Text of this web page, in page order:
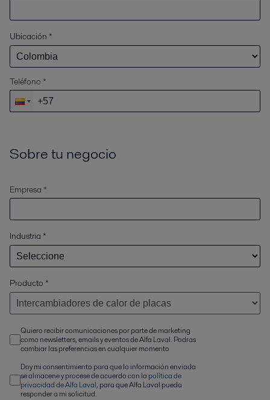
Ubicación *
Teléfono *
Sobre tu negocio
Empresa *
Industria *
Producto *
Quiero recibir comunicaciones por parte de marketing
como newsletters, emails y eventos de Alfa Laval. Podras
cambiar las preferencias en cualquier momento
Doy mi consentimiento para que la información enviada
se almacene y procese de acuerdo con la política de
privacidad de Alfa Laval, para que Alfa Laval pueda
responder a mi solicitud.